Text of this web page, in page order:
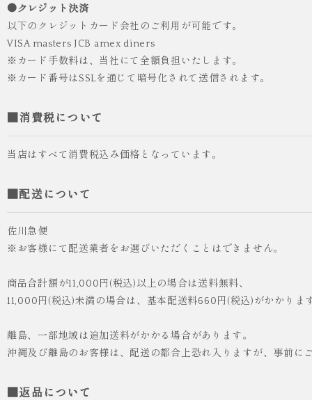
●クレジット決済
以下のクレジットカード会社のご利用が可能です。
VISA masters JCB amex diners
※カード手数料は、当社にて全額負担いたします。
※カード番号はSSLを通じて暗号化されて送信されます。
■消費税について
当店はすべて消費税込み価格となっています。
■配送について
佐川急便
※お客様にて配送業者をお選びいただくことはできません。
商品合計額が11,000円(税込)以上の場合は送料無料、
11,000円(税込)未満の場合は、基本配送料660円(税込)がかかりま
離島、一部地域は追加送料がかかる場合があります。
沖縄及び離島のお客様は、配送の都合上恐れ入りますが、事前に
■返品について